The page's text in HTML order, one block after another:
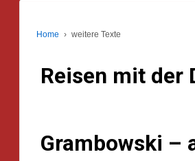
Home › weitere Texte
Reisen mit der
Grambowski –